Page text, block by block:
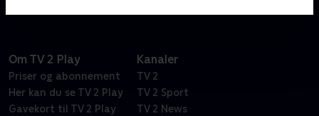
Om TV 2 Play
Priser og abonnement
Her kan du se TV 2 Play
Gavekort til TV 2 Play
Kanaler
TV 2
TV 2 Sport
TV 2 News